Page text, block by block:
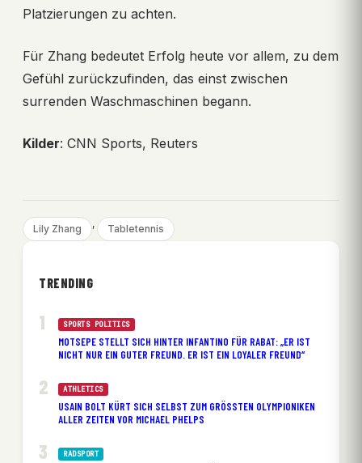
Platzierungen zu achten.
Für Zhang bedeutet Erfolg heute vor allem, zu dem
Gefühl zurückzufinden, das einst zwischen
surrenden Waschmaschinen begann.
Kilder: CNN Sports, Reuters
Lily Zhang , Tabletennis
TRENDING
SPORTS POLITICS
MOTSEPE STELLT SICH HINTER INFANTINO FÜR RABAT: „ER IST
NICHT NUR EIN GUTER FREUND. ER IST EIN LOYALER FREUND“
ATHLETICS
USAIN BOLT KÜRT SICH SELBST ZUM GRÖSSTEN OLYMPIONIKEN A
LLER ZEITEN VOR MICHAEL PHELPS
RADSPORT